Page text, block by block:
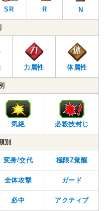
SR R N
力属性 体属性
気絶 必殺技封じ
別
変身/交代 極限Z覚醒
全体攻撃 ガード
必中 アクティブ